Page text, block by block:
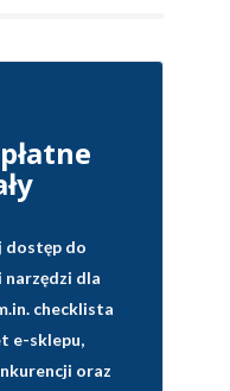
dostęp do
dla
checklista
e-sklepu,
oraz